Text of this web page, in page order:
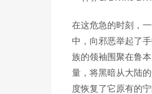
在这危急的时刻，
中，向邪恶举起了
族的领袖围聚在鲁
量，将黑暗从大陆
度恢复了它原有的